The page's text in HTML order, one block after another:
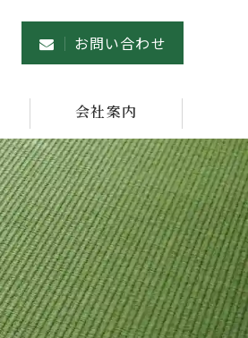
お問い合わせ
会社案内